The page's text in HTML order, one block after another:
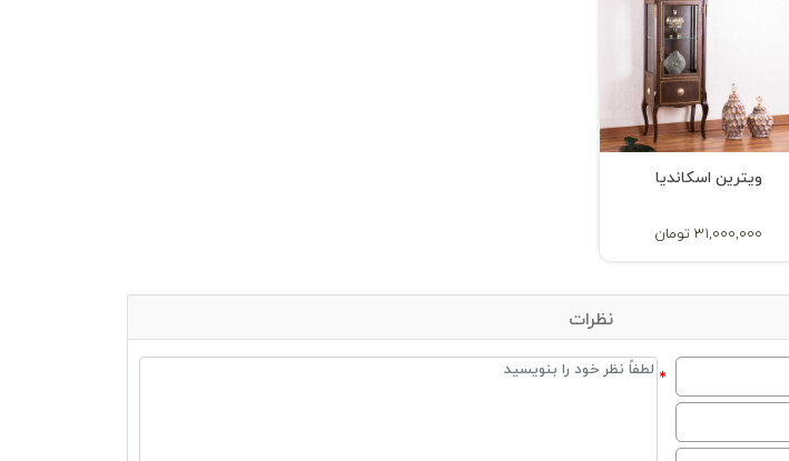
ویترین اسکاندیا
31,000,000 تومان
نظرات